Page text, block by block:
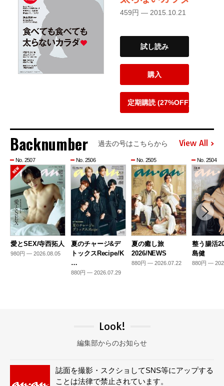
459円 — 2015.10.21
試し読み
購入
定期購読 (27%OFF)
Backnumber 過去の号はこちらから View All
No. 2507
愛とSEX/寺西拓人
980円 — 2026.08.05
No. 2506
夏のチャージ&デ
トックスRecipe/K
…
880円 — 2026.07.29
No. 2505
夏の癒し旅
2026/NEWS
880円 — 2026.07.22
No. 2504
整う腸活
島健
880円 —
Look!
編集部からのお知らせ
誌面を撮影・スクショしてSNS等にアップする
ことは法律で禁止されています。